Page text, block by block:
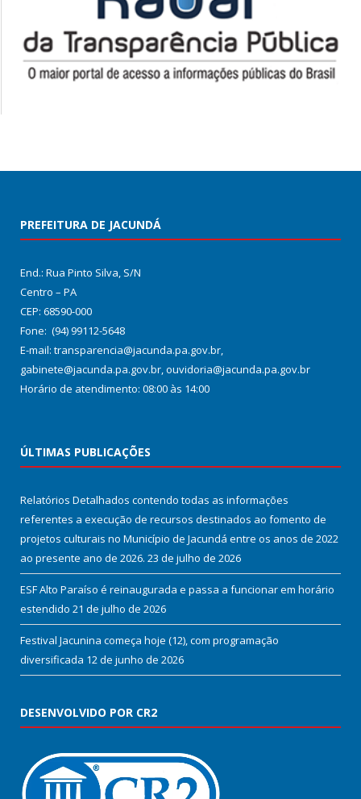
PREFEITURA DE JACUNDÁ
End.: Rua Pinto Silva, S/N
Centro – PA
CEP: 68590-000
Fone: (94) 99112-5648
E-mail: transparencia@jacunda.pa.gov.br,
gabinete@jacunda.pa.gov.br, ouvidoria@jacunda.pa.gov.br
Horário de atendimento: 08:00 às 14:00
ÚLTIMAS PUBLICAÇÕES
Relatórios Detalhados contendo todas as informações
referentes a execução de recursos destinados ao fomento de
projetos culturais no Município de Jacundá entre os anos de 2022
ao presente ano de 2026. 23 de julho de 2026
ESF Alto Paraíso é reinaugurada e passa a funcionar em horário
estendido 21 de julho de 2026
Festival Jacunina começa hoje (12), com programação
diversificada 12 de junho de 2026
DESENVOLVIDO POR CR2